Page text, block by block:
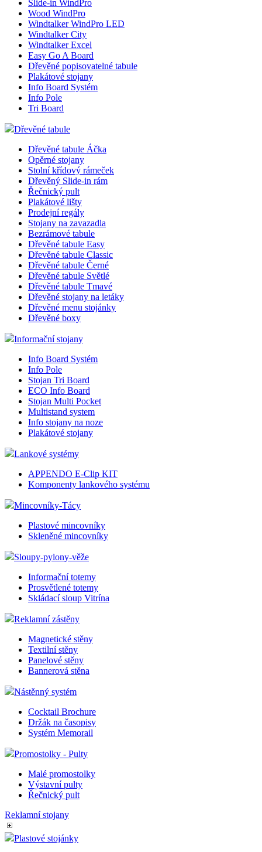
Slide-in WindPro
Wood WindPro
Windtalker WindPro LED
Windtalker City
Windtalker Excel
Easy Go A Board
Dřevěné popisovatelné tabule
Plakátové stojany
Info Board Systém
Info Pole
Tri Board
Dřevěné tabule
Dřevěné tabule Áčka
Opěrné stojany
Stolní křídový rámeček
Dřevěný Slide-in rám
Řečnický pult
Plakátové lišty
Prodejní regály
Stojany na zavazadla
Bezrámové tabule
Dřevěné tabule Easy
Dřevěné tabule Classic
Dřevěné tabule Černé
Dřevěné tabule Světlé
Dřevěné tabule Tmavé
Dřevěné stojany na letáky
Dřevěné menu stojánky
Dřevěné boxy
Informační stojany
Info Board Systém
Info Pole
Stojan Tri Board
ECO Info Board
Stojan Multi Pocket
Multistand system
Info stojany na noze
Plakátové stojany
Lankové systémy
APPENDO E-Clip KIT
Komponenty lankového systému
Mincovníky-Tácy
Plastové mincovníky
Skleněné mincovníky
Sloupy-pylony-věže
Informační totemy
Prosvětlené totemy
Skládací sloup Vitrína
Reklamní zástěny
Magnetické stěny
Textilní stěny
Panelové stěny
Bannerová stěna
Nástěnný systém
Cocktail Brochure
Držák na časopisy
Systém Memorail
Promostolky - Pulty
Malé promostolky
Výstavní pulty
Řečnický pult
Reklamní stojany
Plastové stojánky